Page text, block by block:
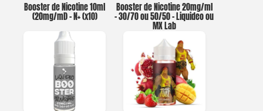
Booster de Nicotine 10ml
(20mg/ml) – N+ (x10)
Booster de Nicotine 20mg/ml
– 30/70 ou 50/50 – Liquideo ou
MX Lab